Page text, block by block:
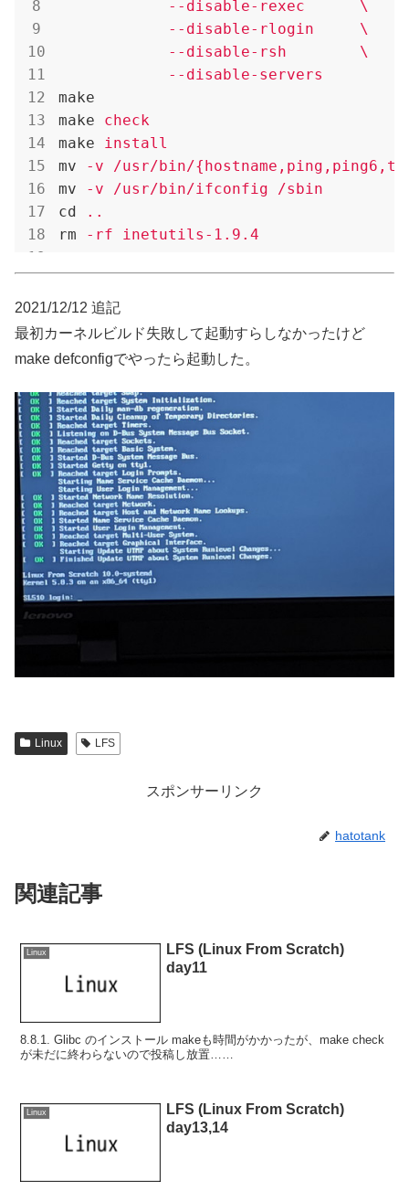
            --disable-rexec      \
            --disable-rlogin     \
            --disable-rsh        \
            --disable-servers
make
make
check
make
install
mv
-v /usr/bin/
mv
-v /usr/bin/ifconfig /sbin
cd
..
rm
-rf inetutils-1.9.4
2021/12/12 追記
最初カーネルビルド失敗して起動すらしなかったけど
make defconfigでやったら起動した。
Linux LFS
スポンサーリンク
hatotank
関連記事
Linux
LFS (Linux From Scratch)
day11
8.8.1. Glibc のインストール makeも時間がかかったが、make check
が未だに終わらないので投稿し放置……
Linux
LFS (Linux From Scratch)
day13,14